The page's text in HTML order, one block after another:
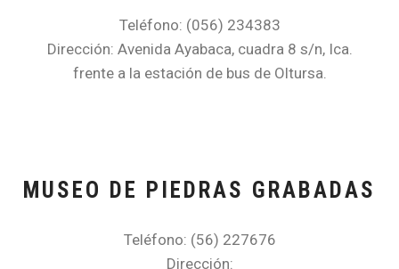
Teléfono: (056) 234383
Dirección: Avenida Ayabaca, cuadra 8 s/n, Ica.
frente a la estación de bus de Oltursa.
MUSEO DE PIEDRAS GRABADAS
Teléfono: (56) 227676
Dirección: